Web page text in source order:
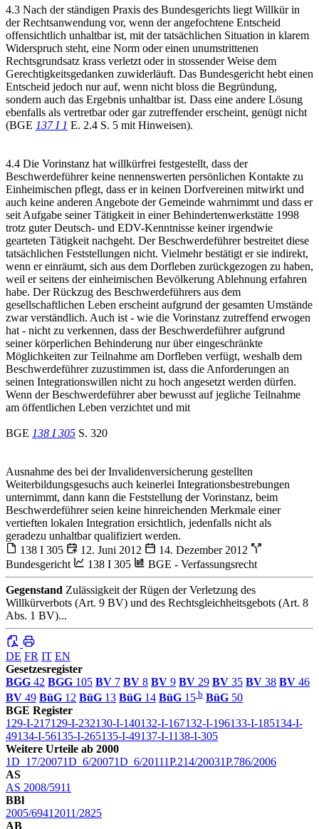
4.3 Nach der ständigen Praxis des Bundesgerichts liegt Willkür in
der Rechtsanwendung vor, wenn der angefochtene Entscheid
offensichtlich unhaltbar ist, mit der tatsächlichen Situation in klarem
Widerspruch steht, eine Norm oder einen unumstrittenen
Rechtsgrundsatz krass verletzt oder in stossender Weise dem
Gerechtigkeitsgedanken zuwiderläuft. Das Bundesgericht hebt einen
Entscheid jedoch nur auf, wenn nicht bloss die Begründung,
sondern auch das Ergebnis unhaltbar ist. Dass eine andere Lösung
ebenfalls als vertretbar oder gar zutreffender erscheint, genügt nicht
(BGE 137 I 1 E. 2.4 S. 5 mit Hinweisen).
4.4 Die Vorinstanz hat willkürfrei festgestellt, dass der
Beschwerdeführer keine nennenswerten persönlichen Kontakte zu
Einheimischen pflegt, dass er in keinen Dorfvereinen mitwirkt und
auch keine anderen Angebote der Gemeinde wahrnimmt und dass er
seit Aufgabe seiner Tätigkeit in einer Behindertenwerkstätte 1998
trotz guter Deutsch- und EDV-Kenntnisse keiner irgendwie
gearteten Tätigkeit nachgeht. Der Beschwerdeführer bestreitet diese
tatsächlichen Feststellungen nicht. Vielmehr bestätigt er sie indirekt,
wenn er einräumt, sich aus dem Dorfleben zurückgezogen zu haben,
weil er seitens der einheimischen Bevölkerung Ablehnung erfahren
habe. Der Rückzug des Beschwerdeführers aus dem
gesellschaftlichen Leben erscheint aufgrund der gesamten Umstände
zwar verständlich. Auch ist - wie die Vorinstanz zutreffend erwogen
hat - nicht zu verkennen, dass der Beschwerdeführer aufgrund
seiner körperlichen Behinderung nur über eingeschränkte
Möglichkeiten zur Teilnahme am Dorfleben verfügt, weshalb dem
Beschwerdeführer zuzustimmen ist, dass die Anforderungen an
seinen Integrationswillen nicht zu hoch angesetzt werden dürfen.
Wenn der Beschwerdeführer aber bewusst auf jegliche Teilnahme
am öffentlichen Leben verzichtet und mit
BGE 138 I 305 S. 320
Ausnahme des bei der Invalidenversicherung gestellten
Weiterbildungsgesuchs auch keinerlei Integrationsbestrebungen
unternimmt, dann kann die Feststellung der Vorinstanz, beim
Beschwerdeführer seien keine hinreichenden Merkmale einer
vertieften lokalen Integration ersichtlich, jedenfalls nicht als
geradezu unhaltbar qualifiziert werden.
138 I 305
12. Juni 2012
14. Dezember 2012
Bundesgericht
138 I 305 BGE - Verfassungsrecht
Gegenstand Zulässigkeit der Rügen der Verletzung des
Willkürverbots (Art. 9 BV) und des Rechtsgleichheitsgebots (Art. 8
Abs. 1 BV)...
DE FR IT EN
Gesetzesregister
BGG 42 BGG 105 BV 7 BV 8 BV 9 BV 29 BV 35 BV 38 BV 46
BV 49 BüG 12 BüG 13 BüG 14 BüG 15 b BüG 50
BGE Register
129-I-217129-I-232130-I-140132-I-167132-I-196133-I-185134-I-
49134-I-56135-I-265135-I-49137-I-1138-I-305
Weitere Urteile ab 2000
1D_17/20071D_6/20071D_6/20111P.214/20031P.786/2006
AS
AS 2008/5911
BBl
2005/6941 2011/2825
AB